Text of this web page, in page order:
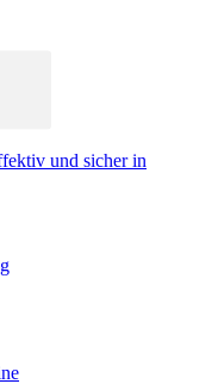
und sicher in